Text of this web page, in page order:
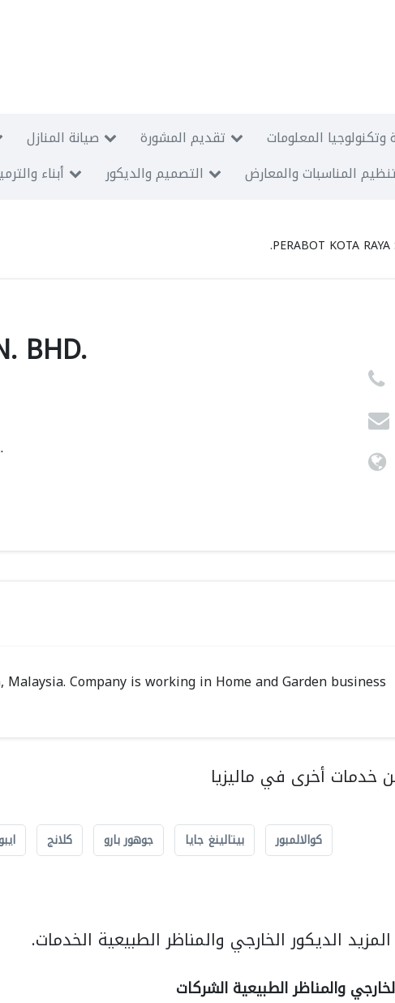
صيانة المنازل تقديم المشورة
المعلومات
أبناء التصميم والديكور تنظيم المناسبات والمعارض
PERABOT KOTA
BHD.
Malaysia. Company is working in Home and Garden business
خدمات أخرى في ماليزيا
كوالالمبور بيتالينغ جايا جوهور بارو كلانج
الديكور الخارجي والمناظر الطبيعية الخدمات.
والمناظر الطبيعية الشركات